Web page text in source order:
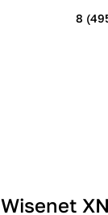
8
Wisenet